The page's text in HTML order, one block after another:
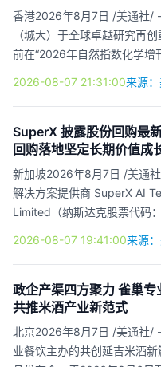
Seaspan 成为首家成功进入
国际船东及运营商，是公司
程碑。 此次发行不仅为
香港2026年8月7日 /美通社/
（城大）于全球卓越研究再
前在“2026年自然指数化学增
于最新公布的“2026年自然指
增刊”（Nature Index 2026
Nanotechnology
200所领先机构”之列，位居全
第一，反映大学在纳米科学与
厚研究实力及日益增长的国际
“2026年自然指数纳米科学与
术领域顶...
2026-08-07 21:31:00来源
SuperX 披露股份回购最
回购落地坚定长期价值成
新加坡2026年8月7日 /美通
解决方案提供商 SuperX AI
Limited（纳斯达克股票代码
新进展，披露此前获董事会批
执行详情，并宣布获批实施
划。 2025年11月26日，公司
项股份回购计划（下称"2025
划"），授权公司回购总额不
普通股。 截至2026年8月4日
2026-08-07 19:41:00来源
政企产渠四方聚力 雀巢专业餐饮携手延吉
共推米酒产业新范式
北京2026年8月7日 /美通社/
业餐饮主办的共创延吉米酒